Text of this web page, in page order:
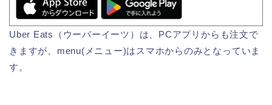
Uber Eats（ウーバーイーツ）は、PCアプリからも注文で
きますが、menu(メニュー)はスマホからのみとなっていま
す。